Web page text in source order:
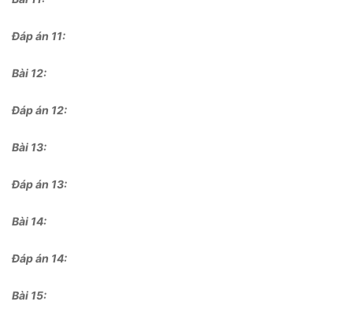
Đáp án 11:
Bài 12:
Đáp án 12:
Bài 13:
Đáp án 13:
Bài 14:
Đáp án 14:
Bài 15: